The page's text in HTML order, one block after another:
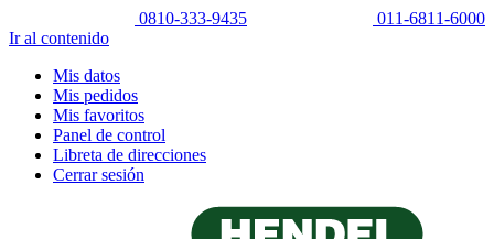
0810-333-9435
011-6811-6000
Ir al contenido
Mis datos
Mis pedidos
Mis favoritos
Panel de control
Libreta de direcciones
Cerrar sesión